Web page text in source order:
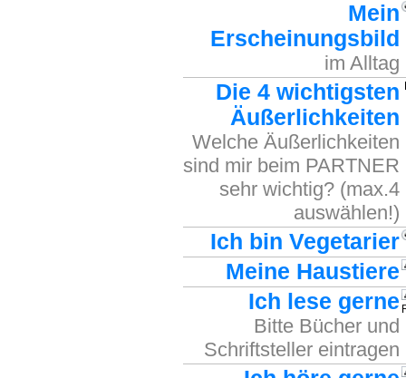
Mein
Erscheinungsbild
im Alltag
Die 4 wichtigsten
Äußerlichkeiten
Welche Äußerlichkeiten
sind mir beim PARTNER
sehr wichtig? (max.4
auswählen!)
Ich bin Vegetarier
Meine Haustiere
Ich lese gerne
Bitte Bücher und
Schriftsteller eintragen